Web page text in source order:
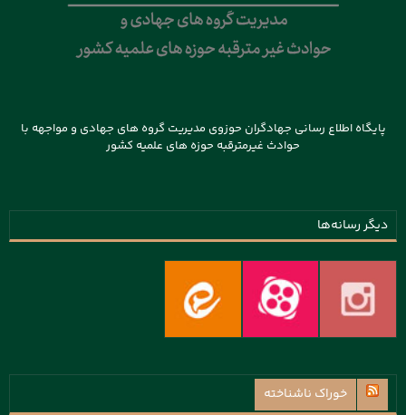
پایگاه اطلاع رسانی جهادگران حوزوی مدیریت گروه های جهادی و مواجهه با
حوادث غیرمترقبه حوزه های علمیه کشور
دیگر رسانه‌ها
خوراک ناشناخته